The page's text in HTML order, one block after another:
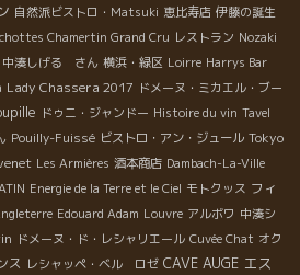
自然派ビストロ・Matsuki 恵比寿店 伊藤の誕生
Chamertin Grand Cru レストラン Nozaki
中湊しげる さん 横浜・緑区 Loirre Harrys Bar
Lady Chassera 2017 ドメーヌ・ミカエル・ブー
ドゥニ・ジャンドー Histoire du vin Tavel
Pouilly-Fuissé ビストロ・アン・ジュール Tokyo
Les Armières 酒本商店 Dambach-La-Ville
Energie de la Terre et le Ciel モトクッス フィ
Edouard Adam Louvre アルボワ 中湊シ
ドメーヌ・ド・レシャリエール Cuvée Chat オク
ス レシャッペ・ベル ロゼ CAVE AUGE エス